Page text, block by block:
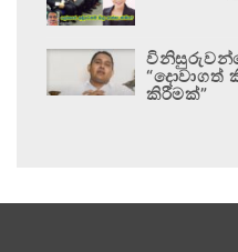
“දොවාගත්
කිරීමක්”